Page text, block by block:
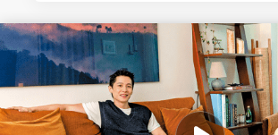
Copyright © 東周網 版權所有 . 不得轉載
©Eastweek.com.hk. All rights reserved.